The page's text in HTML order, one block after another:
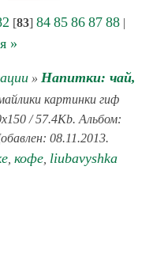
[83] 84 85 86 87 88|
»
» Напитки: чай,
картинки гиф
/ 57.4Kb. Альбом:
08.11.2013.
, кофе, liubavyshka